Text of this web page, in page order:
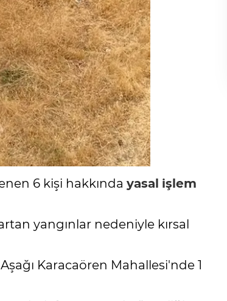
6 kişi hakkında yasal işlem
yangınlar nedeniyle kırsal
Karacaören Mahallesi'nde 1